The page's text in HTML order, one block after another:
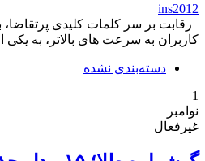
ins2012
رقابت بر سر کلمات کلیدی
کاربران به سرعت های بالاتر، به
دسته‌بندی نشده
1
نوامبر
غیرفعال